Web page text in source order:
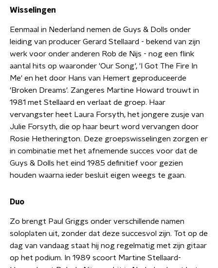
Wisselingen
Eenmaal in Nederland nemen de Guys & Dolls onder
leiding van producer Gerard Stellaard - bekend van zijn
werk voor onder anderen Rob de Nijs - nog een flink
aantal hits op waaronder 'Our Song', 'I Got The Fire In
Me' en het door Hans van Hemert geproduceerde
'Broken Dreams'. Zangeres Martine Howard trouwt in
1981 met Stellaard en verlaat de groep. Haar
vervangster heet Laura Forsyth, het jongere zusje van
Julie Forsyth, die op haar beurt word vervangen door
Rosie Hetherington. Deze groepswisselingen zorgen er
in combinatie met het afnemende succes voor dat de
Guys & Dolls het eind 1985 definitief voor gezien
houden waarna ieder besluit eigen weegs te gaan.
Duo
Zo brengt Paul Griggs onder verschillende namen
soloplaten uit, zonder dat deze succesvol zijn. Tot op de
dag van vandaag staat hij nog regelmatig met zijn gitaar
op het podium. In 1989 scoort Martine Stellaard-